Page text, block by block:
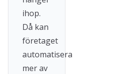
ihop.
Då kan
företaget
automatisera
mer av